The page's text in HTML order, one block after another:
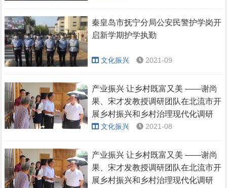
秦皇岛市抚宁分局公安民警护学岗开
启新学期护学执勤
文化振兴 2021-09
产业振兴 让乡村既富又美 ——谢尚
果、宋才发教授调研团队在北流市开
展乡村振兴和乡村治理现代化调研
文化振兴 2021-08
产业振兴 让乡村既富又美 ——谢尚
果、宋才发教授调研团队在北流市开
展乡村振兴和乡村治理现代化调研